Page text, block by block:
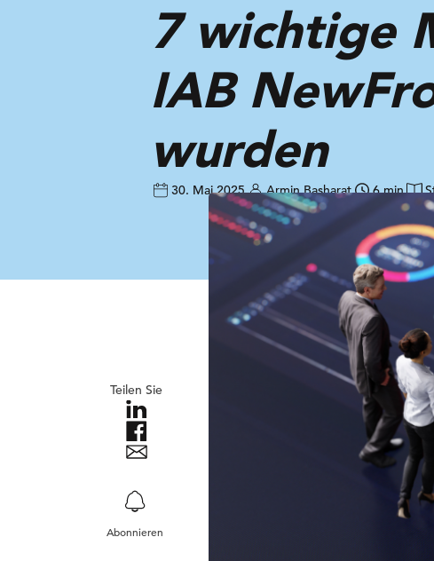
7 wichtige
IAB
wurden
30. Mai 2025 Armin Basharat 6 min
Teilen Sie
Abonnieren